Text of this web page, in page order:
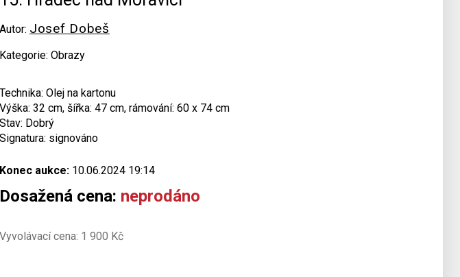
Autor: Josef Dobeš
Kategorie: Obrazy
Technika: Olej na kartonu
Výška: 32 cm, šířka: 47 cm, rámování: 60 x 74 cm
Stav: Dobrý
Signatura: signováno
Konec aukce: 10.06.2024 19:14
Dosažená cena: neprodáno
Vyvolávací cena: 1 900 Kč